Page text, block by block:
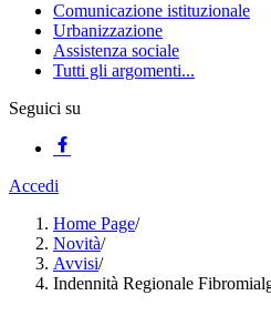
Comunicazione istituzionale
Urbanizzazione
Assistenza sociale
Tutti gli argomenti...
Seguici su
Accedi
Home Page/
Novità/
Avvisi/
Indennità Regionale